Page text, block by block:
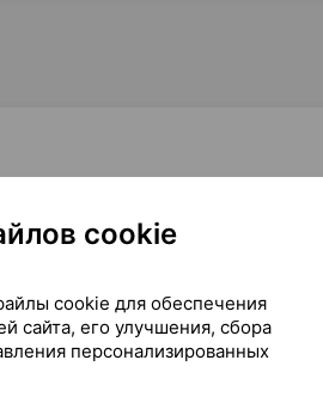
cookie
cookie для обеспечения
сайта, его улучшения, сбора
персонализированных